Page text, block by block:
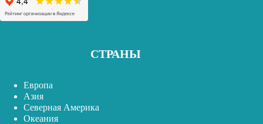
СТРАНЫ
Европа
Азия
Северная Америка
Океания